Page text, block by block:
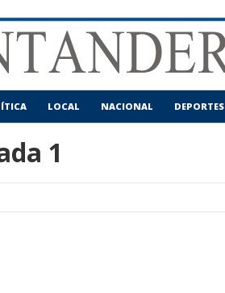
LOCAL NACIONAL DEPORTES
1